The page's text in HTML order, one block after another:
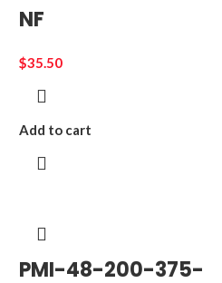
NF
$35.50
Add to cart
PMI-48-200-375-